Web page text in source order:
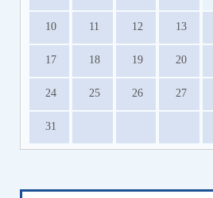
10 11 12 13
17 18 19 20
24 25 26 27
31